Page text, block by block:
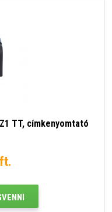
TT, címkenyomtató